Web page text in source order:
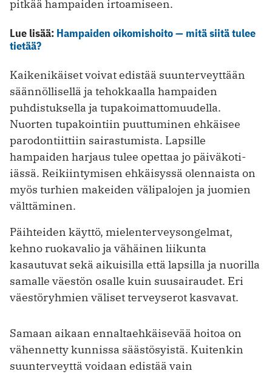
pitkää hampaiden irtoamiseen.
Lue lisää: Hampaiden oikomishoito — mitä siitä tulee
tietää?
Kaikenikäiset voivat edistää suunterveyttään
säännöllisellä ja tehokkaalla hampaiden
puhdistuksella ja tupakoimattomuudella.
Nuorten tupakointiin puuttuminen ehkäisee
parodontiittiin sairastumista. Lapsille
hampaiden harjaus tulee opettaa jo päiväkoti-
iässä. Reikiintymisen ehkäisyssä olennaista on
myös turhien makeiden välipalojen ja juomien
välttäminen.
Päihteiden käyttö, mielenterveysongelmat,
kehno ruokavalio ja vähäinen liikunta
kasautuvat sekä aikuisilla että lapsilla ja nuorilla
samalle väestön osalle kuin suusairaudet. Eri
väestöryhmien väliset terveyserot kasvavat.
Samaan aikaan ennaltaehkäisevää hoitoa on
vähennetty kunnissa säästösyistä. Kuitenkin
suunterveyttä voidaan edistää vain